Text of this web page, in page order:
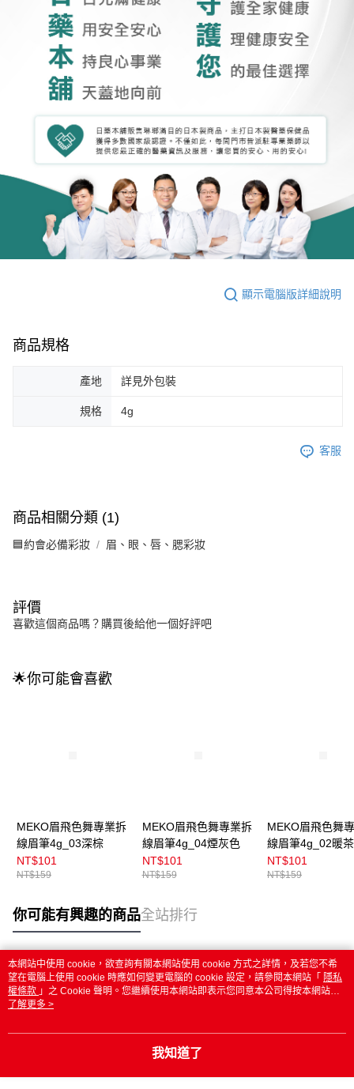
顯示電腦版詳細說明
商品規格
產地 詳見外包裝
規格 4g
客服
商品相關分類 (1)
🟦約會必備彩妝 眉、眼、唇、腮彩妝
評價
喜歡這個商品嗎？購買後給他一個好評吧
🌟你可能會喜歡
MEKO眉飛色舞專業拆
線眉筆4g_03深棕
NT$101
NT$159
MEKO眉飛色舞專業拆
線眉筆4g_04煙灰色
NT$101
NT$159
MEKO眉飛色舞
線眉筆4g_02暖
NT$101
NT$159
你可能有興趣的商品全站排行
熱門標籤
本網站中使用 cookie，欲查詢有關本網站使用 cookie 方式之詳情，及若您不希
望在電腦上使用 cookie 時應如何變更電腦的 cookie 設定，請參閱本網站「 隱私
權條款 」之 Cookie 聲明。您繼續使用本網站即表示您同意本公司得按本網站使
用條款之 Cookie 聲明使用 cookie。
了解更多 >
我知道了